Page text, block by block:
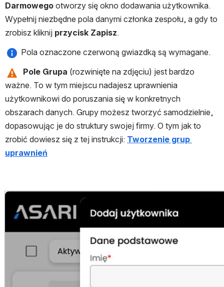
Darmowego otworzy się okno dodawania użytkownika.
Wypełnij niezbędne pola danymi członka zespołu, a gdy to
zrobisz kliknij przycisk Zapisz.
Pola oznaczone czerwoną gwiazdką są wymagane.
Pole Grupa (rozwinięte na zdjęciu) jest bardzo
ważne. To w tym miejscu nadajesz uprawnienia
użytkownikowi do poruszania się w konkretnych
obszarach danych. Grupy możesz tworzyć samodzielnie,
dopasowując je do struktury swojej firmy. O tym jak to
zrobić dowiesz się z tej instrukcji: Tworzenie grup
uprawnień